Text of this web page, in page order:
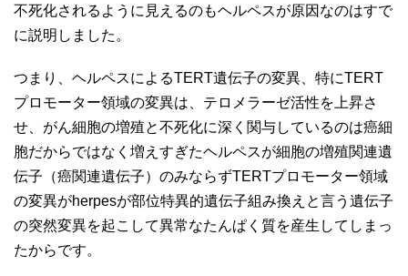
不死化されるように見えるのもヘルペスが原因なのはすで
に説明しました。
つまり、ヘルペスによるTERT遺伝子の変異、特にTERT
プロモーター領域の変異は、テロメラーゼ活性を上昇さ
せ、がん細胞の増殖と不死化に深く関与しているのは癌細
胞だからではなく増えすぎたヘルペスが細胞の増殖関連遺
伝子（癌関連遺伝子）のみならずTERTプロモーター領域
の変異がherpesが部位特異的遺伝子組み換えと言う遺伝子
の突然変異を起こして異常なたんぱく質を産生してしまっ
たからです。